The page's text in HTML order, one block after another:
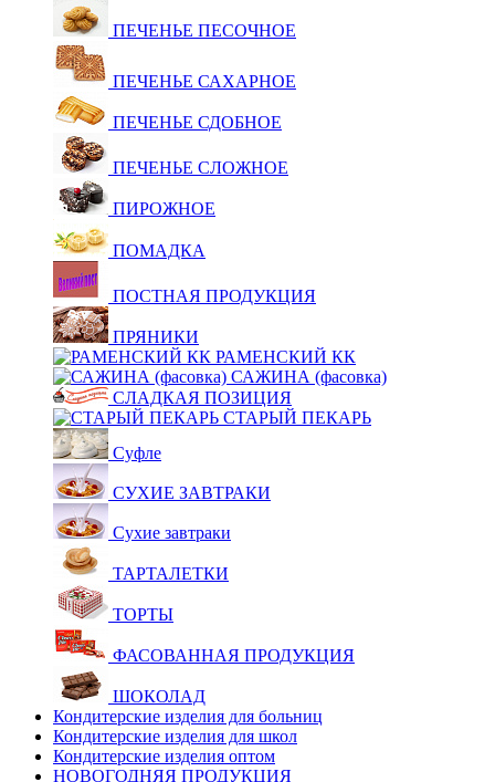
ПЕЧЕНЬЕ ПЕСОЧНОЕ
ПЕЧЕНЬЕ САХАРНОЕ
ПЕЧЕНЬЕ СДОБНОЕ
ПЕЧЕНЬЕ СЛОЖНОЕ
ПИРОЖНОЕ
ПОМАДКА
ПОСТНАЯ ПРОДУКЦИЯ
ПРЯНИКИ
РАМЕНСКИЙ КК
САЖИНА (фасовка)
СЛАДКАЯ ПОЗИЦИЯ
СТАРЫЙ ПЕКАРЬ
Суфле
СУХИЕ ЗАВТРАКИ
Сухие завтраки
ТАРТАЛЕТКИ
ТОРТЫ
ФАСОВАННАЯ ПРОДУКЦИЯ
ШОКОЛАД
Кондитерские изделия для больниц
Кондитерские изделия для школ
Кондитерские изделия оптом
НОВОГОДНЯЯ ПРОДУКЦИЯ